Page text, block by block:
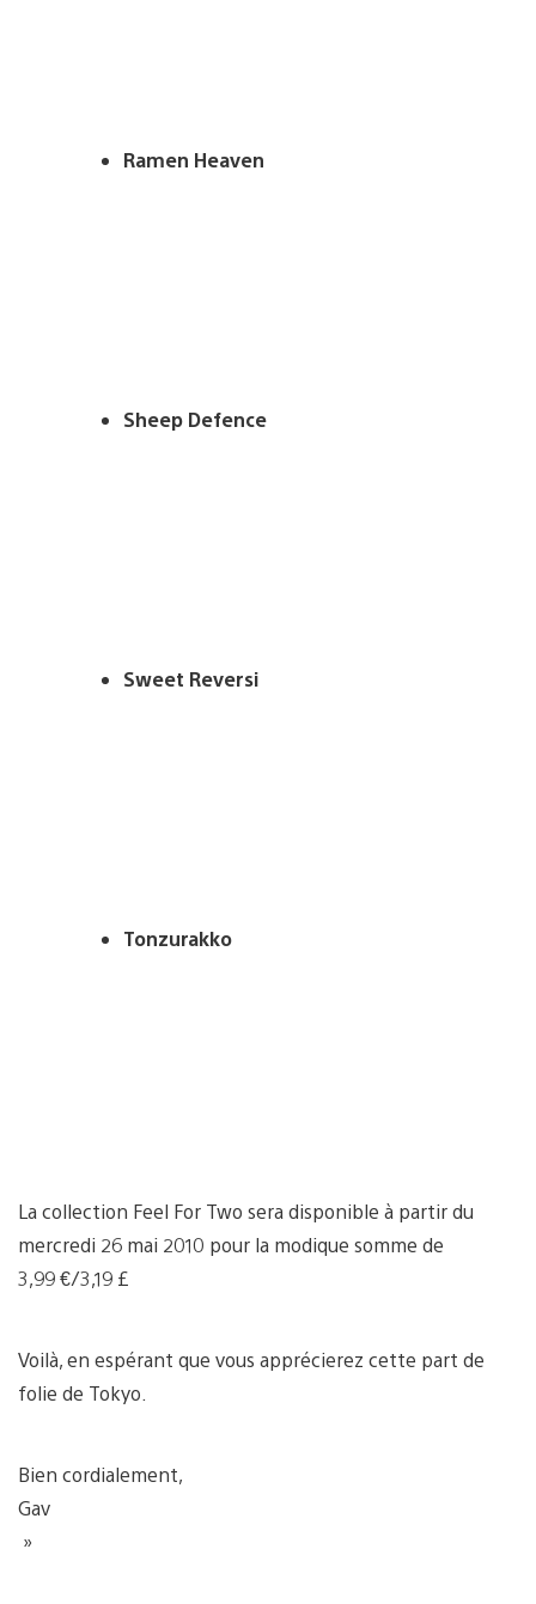
Ramen Heaven
Sheep Defence
Sweet Reversi
Tonzurakko
La collection Feel For Two sera disponible à partir du
mercredi 26 mai 2010 pour la modique somme de
3,99 €/3,19 £
Voilà, en espérant que vous apprécierez cette part de
folie de Tokyo.
Bien cordialement,
Gav
»